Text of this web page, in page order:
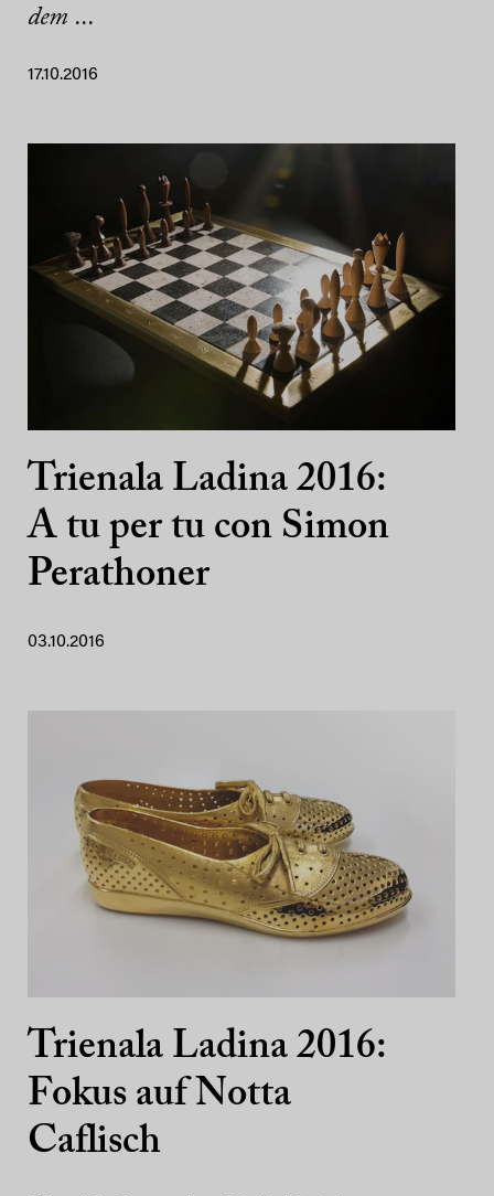
dem ...
17.10.2016
Trienala Ladina 2016:
A tu per tu con Simon
Perathoner
03.10.2016
Trienala Ladina 2016:
Fokus auf Notta
Caflisch